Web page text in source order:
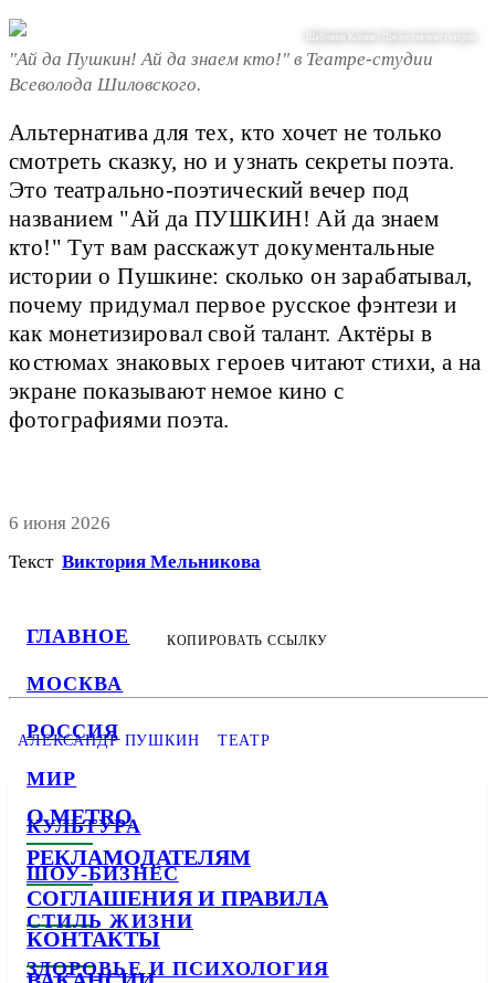
ГЛАВНОЕ
МОСКВА
РОССИЯ
МИР
КУЛЬТУРА
ШОУ-БИЗНЕС
СТИЛЬ ЖИЗНИ
ЗДОРОВЬЕ И ПСИХОЛОГИЯ
Шабунина Ксения / Предоставлено театром
"Ай да Пушкин! Ай да знаем кто!" в Театре-студии
Всеволода Шиловского.
Альтернатива для тех, кто хочет не только
смотреть сказку, но и узнать секреты поэта.
Это театрально-поэтический вечер под
названием "Ай да ПУШКИН! Ай да знаем
кто!" Тут вам расскажут документальные
истории о Пушкине: сколько он зарабатывал,
почему придумал первое русское фэнтези и
как монетизировал свой талант. Актёры в
костюмах знаковых героев читают стихи, а на
экране показывают немое кино с
фотографиями поэта.
6 июня 2026
Текст Виктория Мельникова
КОПИРОВАТЬ ССЫЛКУ
АЛЕКСАНДР ПУШКИН ТЕАТР
О METRO
РЕКЛАМОДАТЕЛЯМ
СОГЛАШЕНИЯ И ПРАВИЛА
КОНТАКТЫ